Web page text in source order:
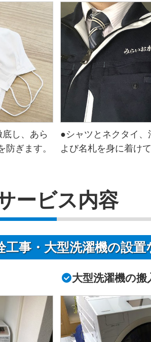
し、あら
ぎます。
●シャツとネクタイ、
よび名札を身に着け
ービス内容
工事・大型洗濯機の設置
大型洗濯機の搬